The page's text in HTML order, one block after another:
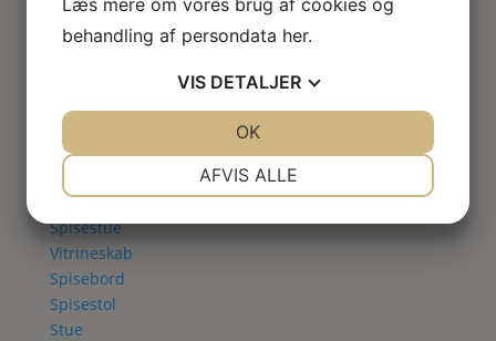
Bibliotek / kontor / arbejdsværelse
Børneværelse
Soveværelse
Seng
Klædeskab
Spisestue
Vitrineskab
Spisebord
Spisestol
Stue
behandling af persondata her.
VIS DETALJER
AFVIS ALLE
OK